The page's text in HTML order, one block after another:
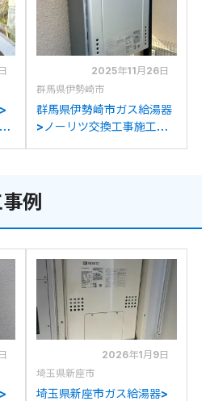
交換
2025年11月26日
群馬県伊勢崎市
群馬県伊勢崎市ガス給湯器
>ノーリツ交換工事施工事
交換
例
2026年1月9日
埼玉県新座市
埼玉県新座市ガス給湯器>